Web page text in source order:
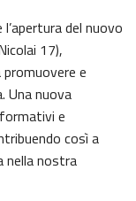
del nuovo
17),
e
Una nuova
e
così a
nella nostra